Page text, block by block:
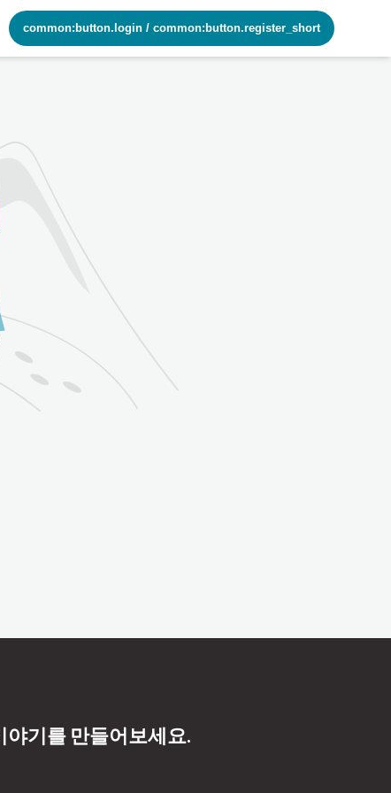
common:button.login / common:button.register_short
야기를 만들어보세요.